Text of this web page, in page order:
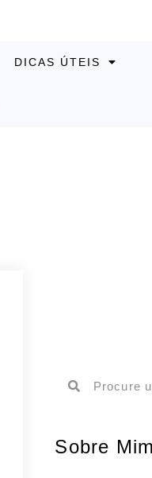
DICAS ÚTEIS
Sobre